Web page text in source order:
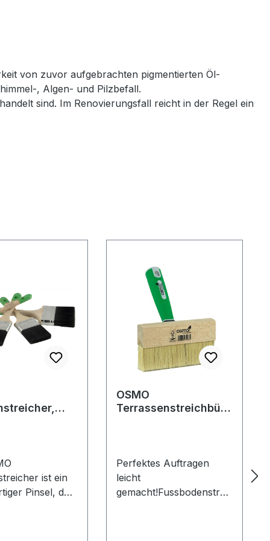
von zuvor aufgebrachten pigmentierten Öl-
, Algen- und Pilzbefall.
sind. Im Renovierungsfall reicht in der Regel ein
ist ein
Pinsel, der
OSMO
Terrassenstreichbürs
Perfektes Auftragen
leicht
gemacht!Fussbodenstrei